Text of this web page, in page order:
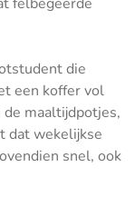
die
een koffer vol
maaltijdpotjes,
dat wekelijkse
snel, ook